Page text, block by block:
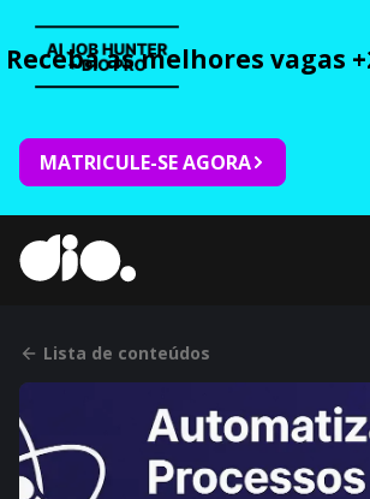
Receba as melhores vagas
MATRICULE-SE AGORA
Lista de conteúdos